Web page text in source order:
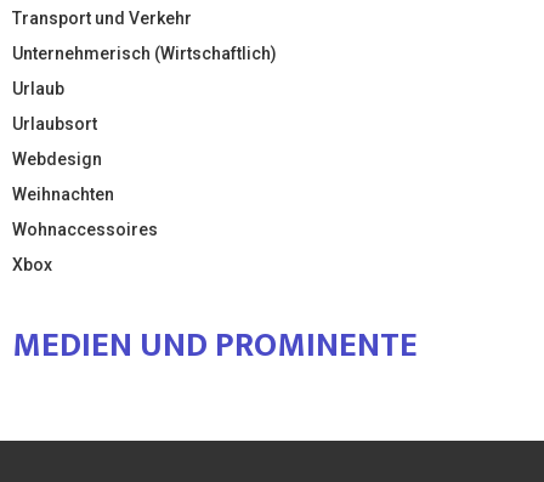
Transport und Verkehr
Unternehmerisch (Wirtschaftlich)
Urlaub
Urlaubsort
Webdesign
Weihnachten
Wohnaccessoires
Xbox
MEDIEN UND PROMINENTE